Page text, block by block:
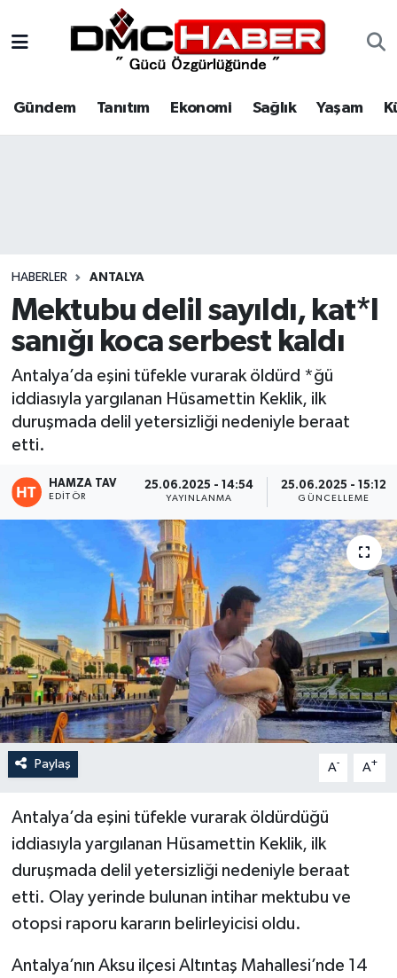
Gündem Tanıtım Ekonomi Sağlık Yaşam
HABERLER ANTALYA
Mektubu delil sayıldı, kat*l
sanığı koca serbest kaldı
Antalya’da eşini tüfekle vurarak öldürd *ğü
iddiasıyla yargılanan Hüsamettin Keklik, ilk
duruşmada delil yetersizliği nedeniyle beraat
etti.
HAMZA TAV
EDITÖR
25.06.2025 - 14:54
YAYINLANMA
25.06.2025 - 15:12
GÜNCELLEME
Paylaş A- A+
Antalya’da eşini tüfekle vurarak öldürdüğü
iddiasıyla yargılanan Hüsamettin Keklik, ilk
duruşmada delil yetersizliği nedeniyle beraat
etti. Olay yerinde bulunan intihar mektubu ve
otopsi raporu kararın belirleyicisi oldu.
Antalya’nın Aksu ilçesi Altıntaş Mahallesi’nde 14
Tanıtım
Spor
Siyaset
Eğitim
Asayiş
Resmi İlan
Nöbetçi Eczaneler
Hava Durumu
Haber Arşivi